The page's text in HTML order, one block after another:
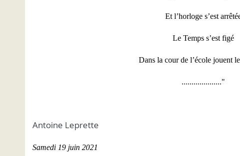
Et l’horloge s’est
Le Temps s’est figé
Dans la cour de l’école jouent
...................."
Antoine Leprette
Samedi 19 juin 2021